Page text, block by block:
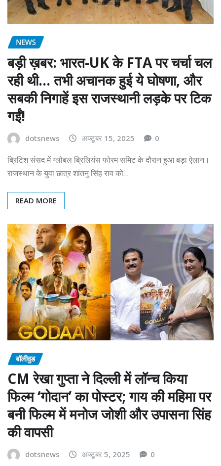
NEWS
बड़ी ख़बर: भारत-UK के FTA पर चर्चा चल
रही थी… तभी अचानक हुई ये घोषणा, और
सबकी निगाहें इस राजस्थानी लड़के पर टिक
गईं!
dotsnews अक्टूबर 15, 2025 0
ब्रिटिश संसद में ग्लोबल ब्रिलियंस फोरम समिट के दौरान हुआ बड़ा ऐलान।
राजस्थान के युवा छात्र शांतनु सिंह राव को…
READ MORE
बॉलीवुड
CM रेखा गुप्ता ने दिल्ली में लॉन्च किया
फिल्म ‘गोदान’ का पोस्टर; गाय की महिमा पर
बनी फिल्म में मनोज जोशी और उपासना सिंह
की वापसी
dotsnews अक्टूबर 5, 2025 0